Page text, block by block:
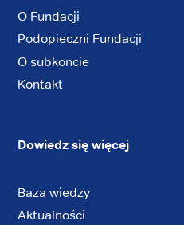
O Fundacji
Podopieczni Fundacji
O subkoncie
Kontakt
Dowiedz się więcej
Baza wiedzy
Aktualności